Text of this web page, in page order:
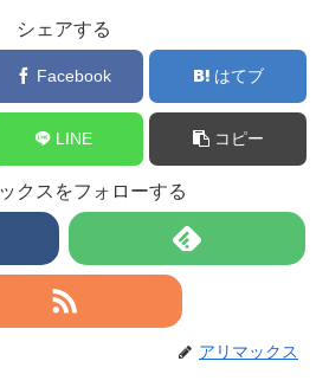
シェアする
Facebook はてブ
LINE コピー
クスをフォローする
アリマックス